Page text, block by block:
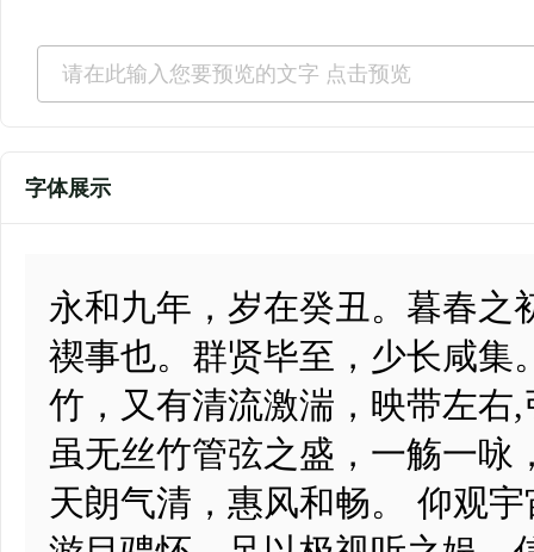
字体展示
永和九年，岁在癸丑。暮春之
禊事也。群贤毕至，少长咸集
竹，又有清流激湍，映带左右
虽无丝竹管弦之盛，一觞一咏
天朗气清，惠风和畅。 仰观